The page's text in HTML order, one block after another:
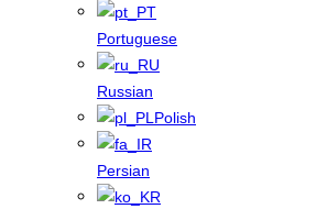
Portuguese
Russian
Polish
Persian